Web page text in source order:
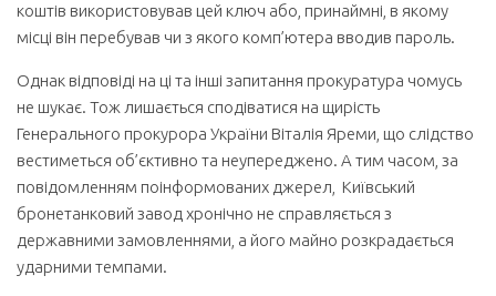
коштів використовував цей ключ або, принаймні, в якому
місці він перебував чи з якого комп’ютера вводив пароль.
Однак відповіді на ці та інші запитання прокуратура чомусь
не шукає. Тож лишається сподіватися на щирість
Генерального прокурора України Віталія Яреми, що слідство
вестиметься об’єктивно та неупереджено. А тим часом, за
повідомленням поінформованих джерел, Київський
бронетанковий завод хронічно не справляється з
державними замовленнями, а його майно розкрадається
ударними темпами.